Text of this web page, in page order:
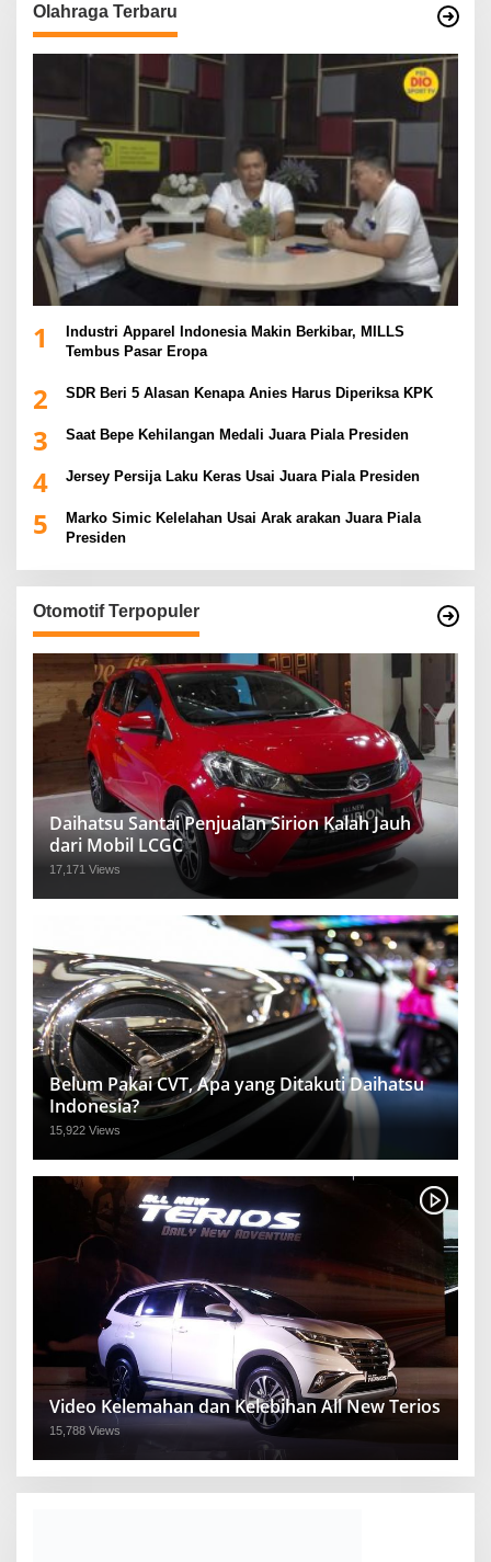
Olahraga Terbaru
1
Industri Apparel Indonesia Makin Berkibar, MILLS
Tembus Pasar Eropa
2 SDR Beri 5 Alasan Kenapa Anies Harus Diperiksa KPK
3 Saat Bepe Kehilangan Medali Juara Piala Presiden
4 Jersey Persija Laku Keras Usai Juara Piala Presiden
5
Marko Simic Kelelahan Usai Arak arakan Juara Piala
Presiden
Otomotif Terpopuler
Daihatsu Santai Penjualan Sirion Kalah Jauh
dari Mobil LCGC
17,171 Views
Belum Pakai CVT, Apa yang Ditakuti Daihatsu
Indonesia?
15,922 Views
Video Kelemahan dan Kelebihan All New Terios
15,788 Views